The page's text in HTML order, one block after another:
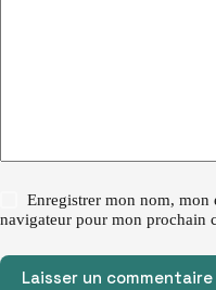
Enregistrer mon nom, mon
navigateur pour mon prochain
Laisser un commentaire